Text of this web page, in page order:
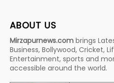
ABOUT US
Mirzapurnews.com brings
Business, Bollywood, Cricket,
Entertainment, sports and
accessible around the world.